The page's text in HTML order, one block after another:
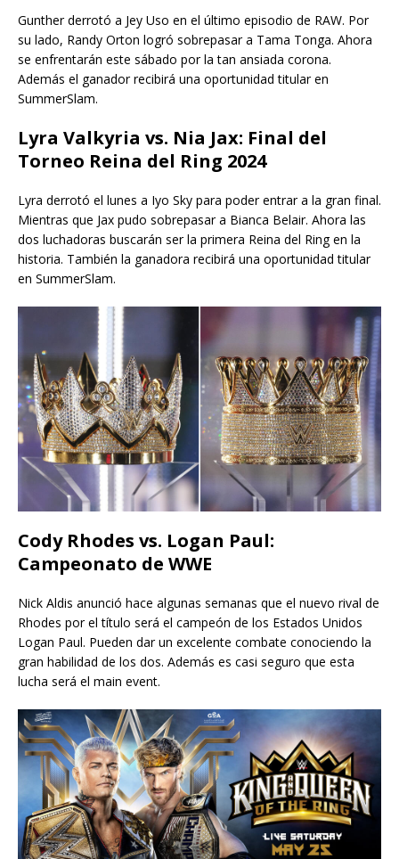
Gunther derrotó a Jey Uso en el último episodio de RAW. Por
su lado, Randy Orton logró sobrepasar a Tama Tonga. Ahora
se enfrentarán este sábado por la tan ansiada corona.
Además el ganador recibirá una oportunidad titular en
SummerSlam.
Lyra Valkyria vs. Nia Jax: Final del
Torneo Reina del Ring 2024
Lyra derrotó el lunes a Iyo Sky para poder entrar a la gran final.
Mientras que Jax pudo sobrepasar a Bianca Belair. Ahora las
dos luchadoras buscarán ser la primera Reina del Ring en la
historia. También la ganadora recibirá una oportunidad titular
en SummerSlam.
Cody Rhodes vs. Logan Paul:
Campeonato de WWE
Nick Aldis anunció hace algunas semanas que el nuevo rival de
Rhodes por el título será el campeón de los Estados Unidos
Logan Paul. Pueden dar un excelente combate conociendo la
gran habilidad de los dos. Además es casi seguro que esta
lucha será el main event.